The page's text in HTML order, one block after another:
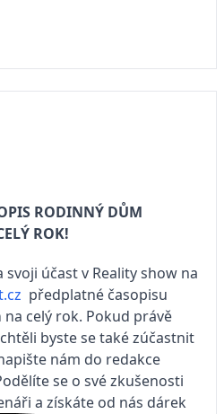
RODINNÝ DŮM
ROK!
svoji účast v Reality show na
předplatné časopisu
na celý rok. Pokud právě
byste se také zúčastnit
nám do redakce
se o své zkušenosti
a získáte od nás dárek